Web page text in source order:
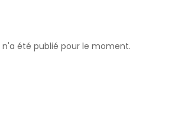
n'a été publié pour le moment.